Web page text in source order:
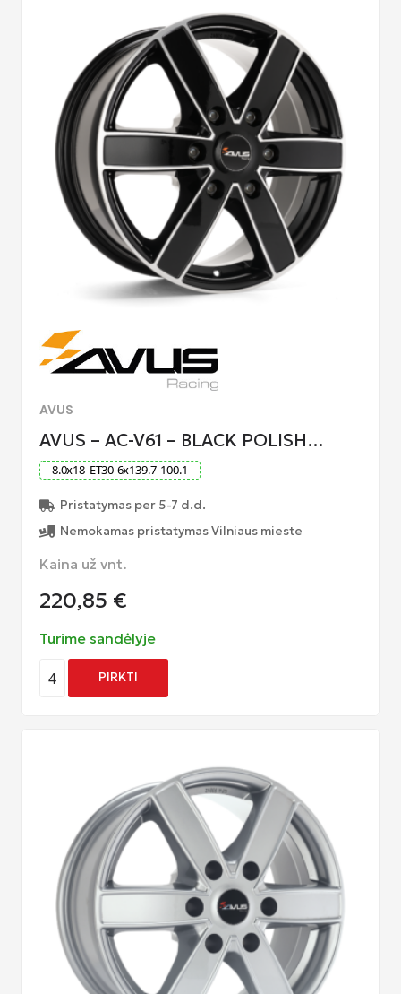
AVUS
AVUS – AC-V61 – BLACK POLISH…
8.0x18 ET30 6x139.7 100.1
Pristatymas per 5-7 d.d.
Nemokamas pristatymas Vilniaus mieste
Kaina už vnt.
220,85 €
Turime sandėlyje
4 PIRKTI